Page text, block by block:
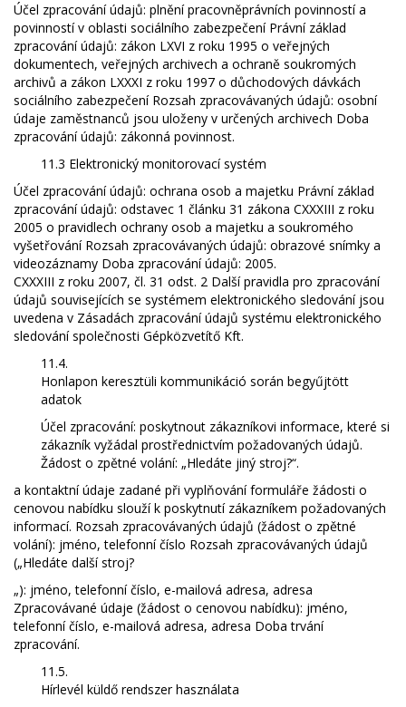
Účel zpracování údajů: plnění pracovněprávních povinností a
povinností v oblasti sociálního zabezpečení Právní základ
zpracování údajů: zákon LXVI z roku 1995 o veřejných
dokumentech, veřejných archivech a ochraně soukromých
archivů a zákon LXXXI z roku 1997 o důchodových dávkách
sociálního zabezpečení Rozsah zpracovávaných údajů: osobní
údaje zaměstnanců jsou uloženy v určených archivech Doba
zpracování údajů: zákonná povinnost.
11.3 Elektronický monitorovací systém
Účel zpracování údajů: ochrana osob a majetku Právní základ
zpracování údajů: odstavec 1 článku 31 zákona CXXXIII z roku
2005 o pravidlech ochrany osob a majetku a soukromého
vyšetřování Rozsah zpracovávaných údajů: obrazové snímky a
videozáznamy Doba zpracování údajů: 2005.
CXXXIII z roku 2007, čl. 31 odst. 2 Další pravidla pro zpracování
údajů souvisejících se systémem elektronického sledování jsou
uvedena v Zásadách zpracování údajů systému elektronického
sledování společnosti Gépközvetítő Kft.
11.4.
Honlapon keresztüli kommunikáció során begyűjtött
adatok
Účel zpracování: poskytnout zákazníkovi informace, které si
zákazník vyžádal prostřednictvím požadovaných údajů.
Žádost o zpětné volání: „Hledáte jiný stroj?“.
a kontaktní údaje zadané při vyplňování formuláře žádosti o
cenovou nabídku slouží k poskytnutí zákazníkem požadovaných
informací. Rozsah zpracovávaných údajů (žádost o zpětné
volání): jméno, telefonní číslo Rozsah zpracovávaných údajů
(„Hledáte další stroj?
„): jméno, telefonní číslo, e-mailová adresa, adresa
Zpracovávané údaje (žádost o cenovou nabídku): jméno,
telefonní číslo, e-mailová adresa, adresa Doba trvání
zpracování.
11.5.
Hírlevél küldő rendszer használata